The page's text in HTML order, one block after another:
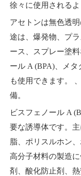
徐々に使用されるよ
アセトンは無色透
途は、爆発物、プ
ース、スプレー塗
ール A (BPA)、メ
も使用できます。
備。
ビスフェノール A
要な誘導体です。
脂、ポリスルホン
高分子材料の製造
剤、酸化防止剤、